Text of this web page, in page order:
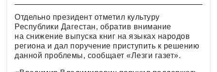
Отдельно президент отметил культуру
Республики Дагестан, обратив внимание
на снижение выпуска книг на языках народов
региона и дал поручение приступить к решению
данной проблемы, сообщает «Лезги газет».